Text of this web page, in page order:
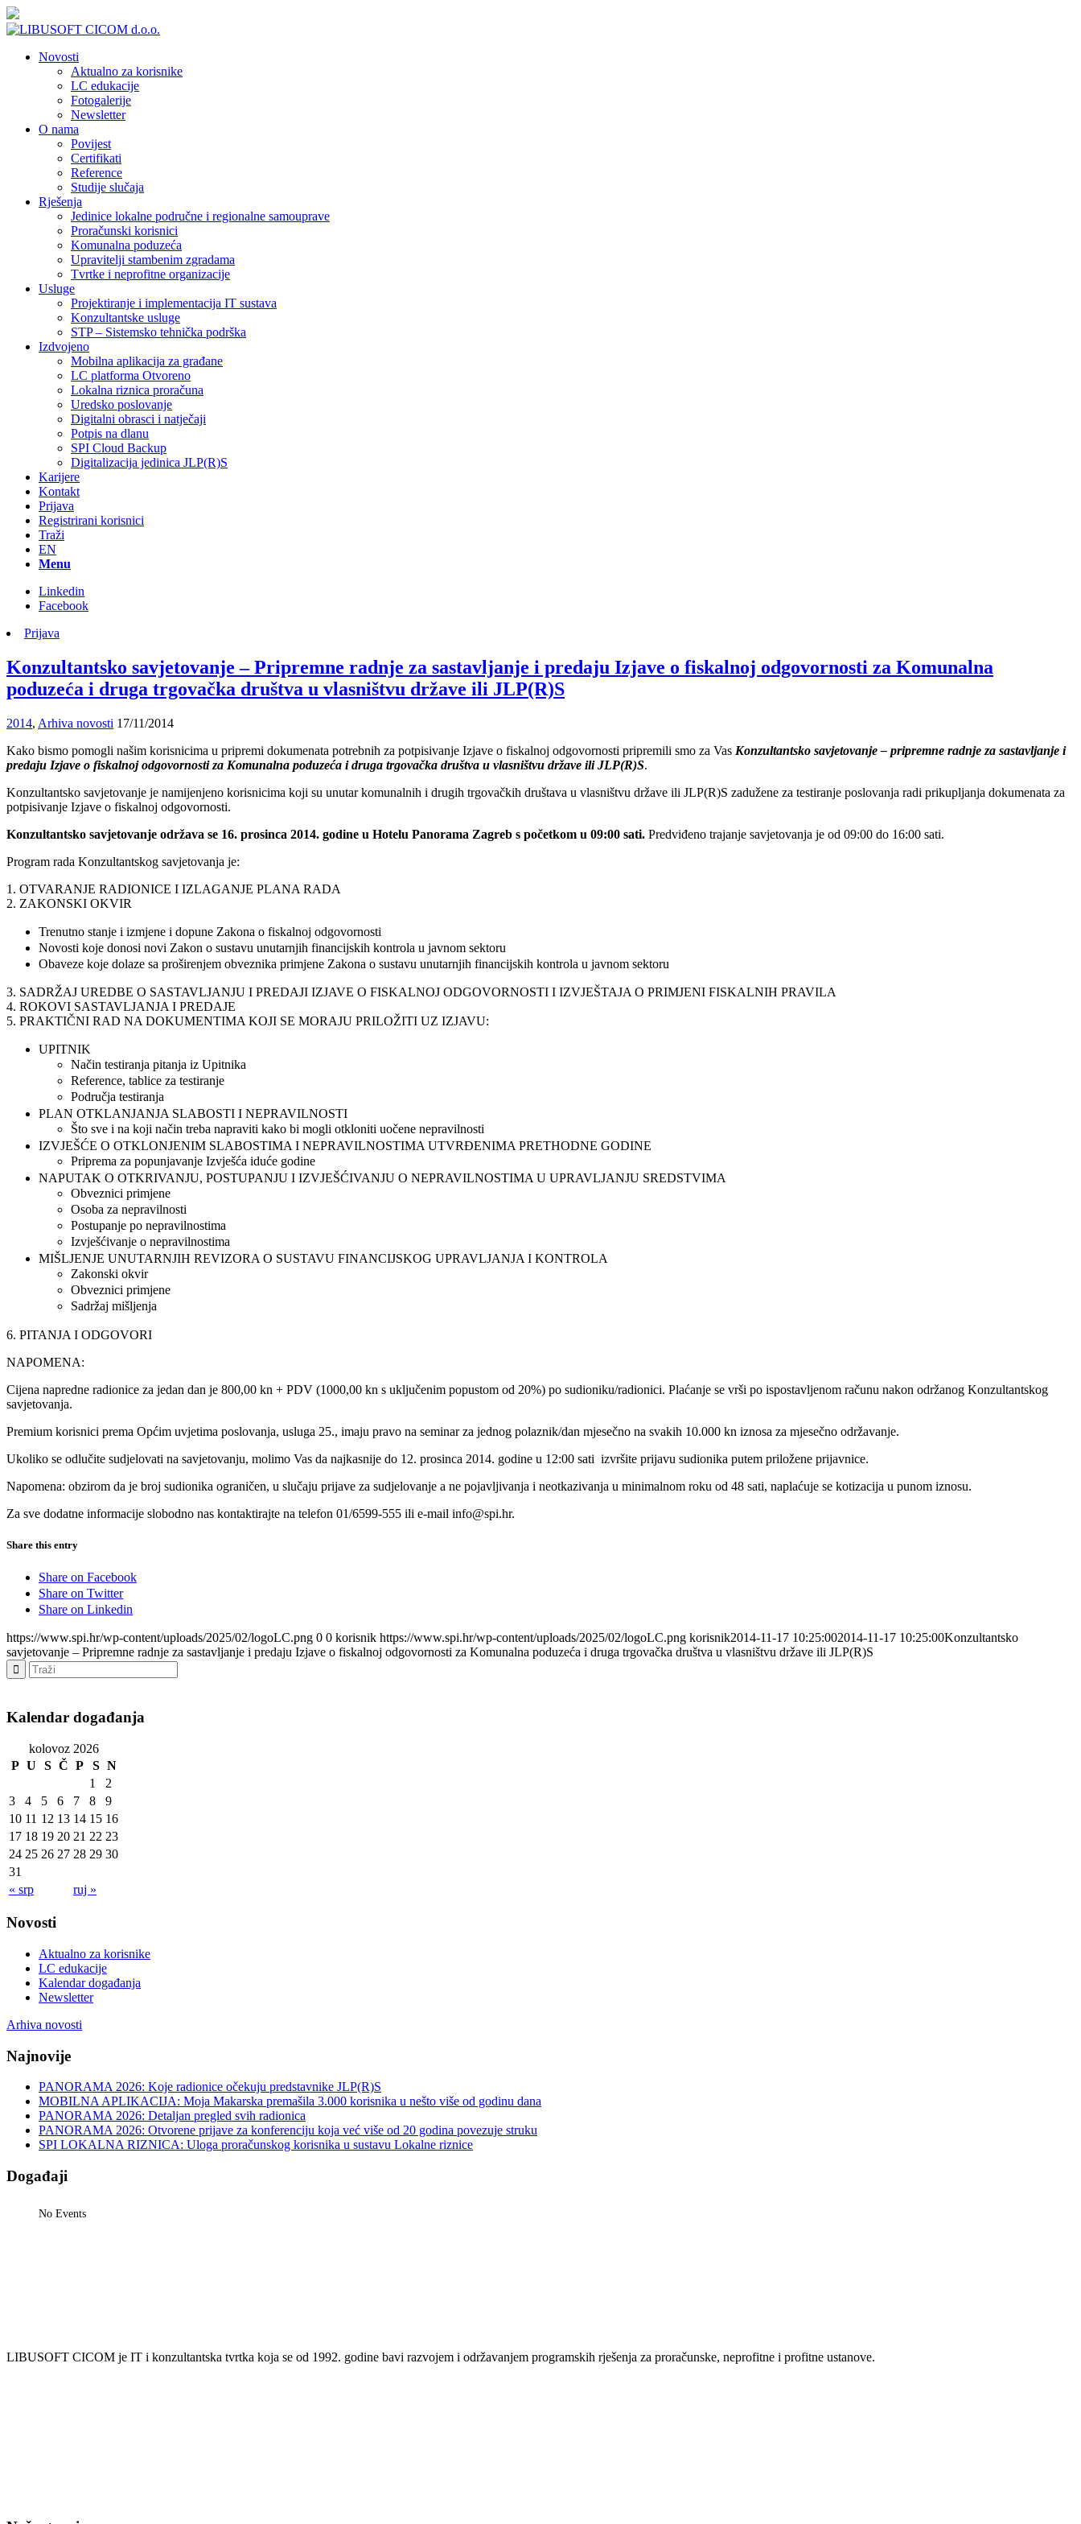
Novosti
Aktualno za korisnike
LC edukacije
Fotogalerije
Newsletter
O nama
Povijest
Certifikati
Reference
Studije slučaja
Rješenja
Jedinice lokalne područne i regionalne samouprave
Proračunski korisnici
Komunalna poduzeća
Upravitelji stambenim zgradama
Tvrtke i neprofitne organizacije
Usluge
Projektiranje i implementacija IT sustava
Konzultantske usluge
STP – Sistemsko tehnička podrška
Izdvojeno
Mobilna aplikacija za građane
LC platforma Otvoreno
Lokalna riznica proračuna
Uredsko poslovanje
Digitalni obrasci i natječaji
Potpis na dlanu
SPI Cloud Backup
Digitalizacija jedinica JLP(R)S
Karijere
Kontakt
Prijava
Registrirani korisnici
Traži
EN
Menu
Linkedin
Facebook
Prijava
Konzultantsko savjetovanje – Pripremne radnje za sastavljanje i predaju Izjave o fiskalnoj odgovornosti za Komunalna
poduzeća i druga trgovačka društva u vlasništvu države ili JLP(R)S
2014, Arhiva novosti 17/11/2014
Kako bismo pomogli našim korisnicima u pripremi dokumenata potrebnih za potpisivanje Izjave o fiskalnoj odgovornosti pripremili smo za Vas Konzultantsko savjetovanje – pripremne radnje za sastavljanje i
predaju Izjave o fiskalnoj odgovornosti za Komunalna poduzeća i druga trgovačka društva u vlasništvu države ili JLP(R)S.
Konzultantsko savjetovanje je namijenjeno korisnicima koji su unutar komunalnih i drugih trgovačkih društava u vlasništvu države ili JLP(R)S zadužene za testiranje poslovanja radi prikupljanja dokumenata za
potpisivanje Izjave o fiskalnoj odgovornosti.
Konzultantsko savjetovanje održava se 16. prosinca 2014. godine u Hotelu Panorama Zagreb s početkom u 09:00 sati. Predviđeno trajanje savjetovanja je od 09:00 do 16:00 sati.
Program rada Konzultantskog savjetovanja je:
1. OTVARANJE RADIONICE I IZLAGANJE PLANA RADA
2. ZAKONSKI OKVIR
Trenutno stanje i izmjene i dopune Zakona o fiskalnoj odgovornosti
Novosti koje donosi novi Zakon o sustavu unutarnjih financijskih kontrola u javnom sektoru
Obaveze koje dolaze sa proširenjem obveznika primjene Zakona o sustavu unutarnjih financijskih kontrola u javnom sektoru
3. SADRŽAJ UREDBE O SASTAVLJANJU I PREDAJI IZJAVE O FISKALNOJ ODGOVORNOSTI I IZVJEŠTAJA O PRIMJENI FISKALNIH PRAVILA
4. ROKOVI SASTAVLJANJA I PREDAJE
5. PRAKTIČNI RAD NA DOKUMENTIMA KOJI SE MORAJU PRILOŽITI UZ IZJAVU:
UPITNIK
Način testiranja pitanja iz Upitnika
Reference, tablice za testiranje
Područja testiranja
PLAN OTKLANJANJA SLABOSTI I NEPRAVILNOSTI
Što sve i na koji način treba napraviti kako bi mogli otkloniti uočene nepravilnosti
IZVJEŠĆE O OTKLONJENIM SLABOSTIMA I NEPRAVILNOSTIMA UTVRĐENIMA PRETHODNE GODINE
Priprema za popunjavanje Izvješća iduće godine
NAPUTAK O OTKRIVANJU, POSTUPANJU I IZVJEŠĆIVANJU O NEPRAVILNOSTIMA U UPRAVLJANJU SREDSTVIMA
Obveznici primjene
Osoba za nepravilnosti
Postupanje po nepravilnostima
Izvješćivanje o nepravilnostima
MIŠLJENJE UNUTARNJIH REVIZORA O SUSTAVU FINANCIJSKOG UPRAVLJANJA I KONTROLA
Zakonski okvir
Obveznici primjene
Sadržaj mišljenja
6. PITANJA I ODGOVORI
NAPOMENA:
Cijena napredne radionice za jedan dan je 800,00 kn + PDV (1000,00 kn s uključenim popustom od 20%) po sudioniku/radionici. Plaćanje se vrši po ispostavljenom računu nakon održanog Konzultantskog
savjetovanja.
Premium korisnici prema Općim uvjetima poslovanja, usluga 25., imaju pravo na seminar za jednog polaznik/dan mjesečno na svakih 10.000 kn iznosa za mjesečno održavanje.
Ukoliko se odlučite sudjelovati na savjetovanju, molimo Vas da najkasnije do 12. prosinca 2014. godine u 12:00 sati izvršite prijavu sudionika putem priložene prijavnice.
Napomena: obzirom da je broj sudionika ograničen, u slučaju prijave za sudjelovanje a ne pojavljivanja i neotkazivanja u minimalnom roku od 48 sati, naplaćuje se kotizacija u punom iznosu.
Za sve dodatne informacije slobodno nas kontaktirajte na telefon 01/6599-555 ili e-mail info@spi.hr.
Share this entry
Share on Facebook
Share on Twitter
Share on Linkedin
https://www.spi.hr/wp-content/uploads/2025/02/logoLC.png 0 0 korisnik https://www.spi.hr/wp-content/uploads/2025/02/logoLC.png korisnik2014-11-17 10:25:002014-11-17 10:25:00Konzultantsko
savjetovanje – Pripremne radnje za sastavljanje i predaju Izjave o fiskalnoj odgovornosti za Komunalna poduzeća i druga trgovačka društva u vlasništvu države ili JLP(R)S
Kalendar događanja
kolovoz 2026
P U S Č P S N
1
2
3
4 5 6 7 8
9
10 11 12 13 14 15 16
17 18 19 20 21 22 23
24 25 26 27 28 29 30
31
« srp
ruj »
Novosti
Aktualno za korisnike
LC edukacije
Kalendar događanja
Newsletter
Arhiva novosti
Najnovije
PANORAMA 2026: Koje radionice očekuju predstavnike JLP(R)S
MOBILNA APLIKACIJA: Moja Makarska premašila 3.000 korisnika u nešto više od godinu dana
PANORAMA 2026: Detaljan pregled svih radionica
PANORAMA 2026: Otvorene prijave za konferenciju koja već više od 20 godina povezuje struku
SPI LOKALNA RIZNICA: Uloga proračunskog korisnika u sustavu Lokalne riznice
Događaji
No Events
LIBUSOFT CICOM je IT i konzultantska tvrtka koja se od 1992. godine bavi razvojem i održavanjem programskih rješenja za proračunske, neprofitne i profitne ustanove.